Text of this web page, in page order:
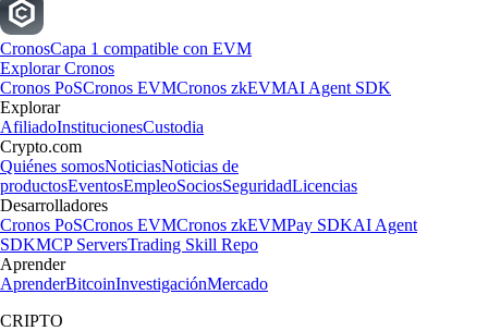
CronosCapa 1 compatible con EVM
Explorar Cronos
Cronos PoSCronos EVMCronos zkEVMAI Agent SDK
Explorar
AfiliadoInstitucionesCustodia
Crypto.com
Quiénes somosNoticiasNoticias de
productosEventosEmpleoSociosSeguridadLicencias
Desarrolladores
Cronos PoSCronos EVMCronos zkEVMPay SDKAI Agent
SDKMCP ServersTrading Skill Repo
Aprender
AprenderBitcoinInvestigaciónMercado
CRIPTO